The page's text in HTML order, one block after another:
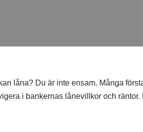
låna? Du är inte ensam. Många
i bankernas lånevillkor och räntor.